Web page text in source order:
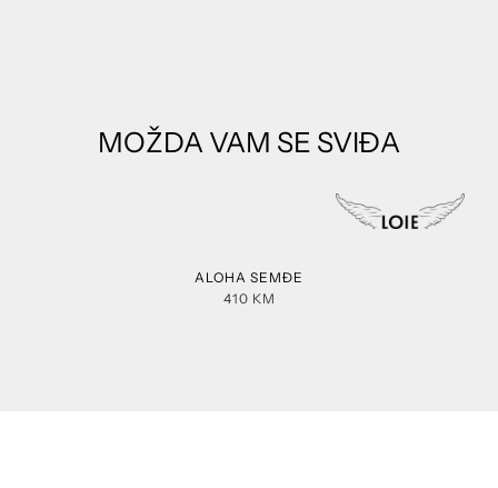
MOŽDA VAM SE SVIĐA
ALOHA SEMĐE
410 KM